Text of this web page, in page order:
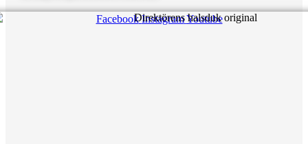
Facebook Instagram Youtube